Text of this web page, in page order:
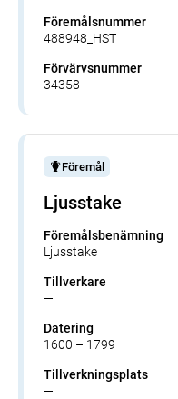
Föremålsnummer
488948_HST
Förvärvsnummer
34358
Föremål
Ljusstake
Föremålsbenämning
Ljusstake
Tillverkare
—
Datering
1600 – 1799
Tillverkningsplats
—